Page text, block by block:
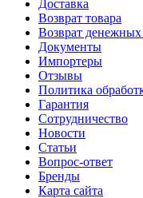
Доставка
Возврат товара
Возврат денежных
Документы
Импортеры
Отзывы
Политика
Гарантия
Сотрудничество
Новости
Статьи
Вопрос-ответ
Бренды
Карта сайта